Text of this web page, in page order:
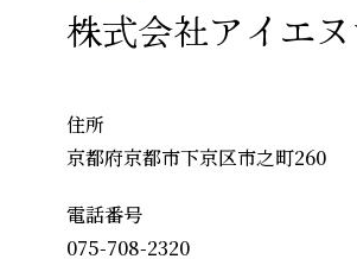
株式会社アイエ
住所
京都府京都市下京区市之町260
電話番号
075-708-2320